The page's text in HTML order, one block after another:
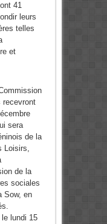
41
leurs
telles
et
recevront
sera
de la
Loisirs,
de la
sociales
Sow, en
lundi 15